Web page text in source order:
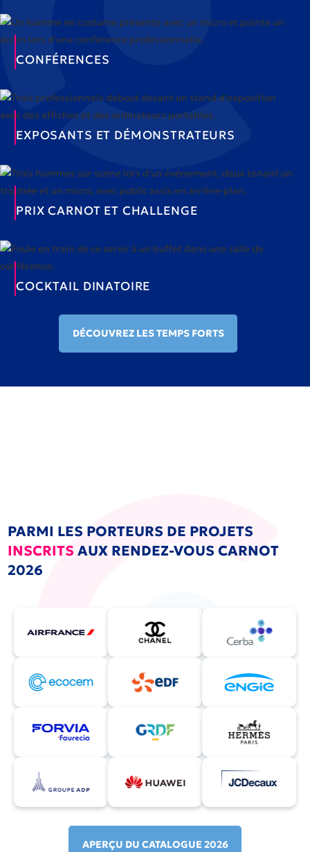
CONFÉRENCES
EXPOSANTS ET DÉMONSTRATEURS
PRIX CARNOT ET CHALLENGE
COCKTAIL DINATOIRE
DÉCOUVREZ LES TEMPS FORTS
PARMI LES PORTEURS DE PROJETS
INSCRITSAUX RENDEZ-VOUS CARNOT
2026
APERÇU DU CATALOGUE 2026